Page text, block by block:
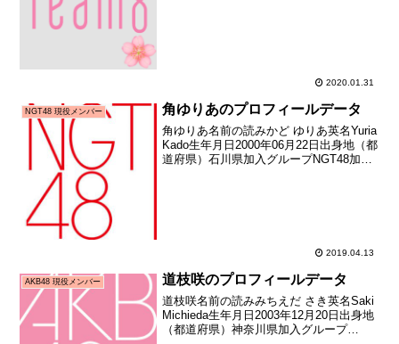
2020.01.31
NGT48 現役メンバー 角ゆりあのプロフィールデータ
角ゆりあ名前の読みかど ゆりあ英名Yuria
Kado生年月日2000年06月22日出身地（都
道府県）石川県加入グループNGT48加入
2019.04.13
AKB48 現役メンバー 道枝咲のプロフィールデータ
道枝咲名前の読みみちえだ さき英名Saki
Michieda生年月日2003年12月20日出身地
（都道府県）神奈川県加入グループ